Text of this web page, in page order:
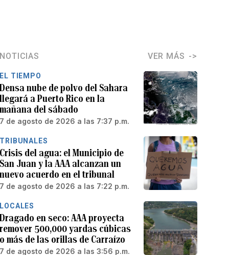
NOTICIAS VER MÁS
EL TIEMPO
Densa nube de polvo del Sahara
llegará a Puerto Rico en la
mañana del sábado
7 de agosto de 2026 a las 7:37 p.m.
TRIBUNALES
Crisis del agua: el Municipio de
San Juan y la AAA alcanzan un
nuevo acuerdo en el tribunal
7 de agosto de 2026 a las 7:22 p.m.
LOCALES
Dragado en seco: AAA proyecta
remover 500,000 yardas cúbicas
o más de las orillas de Carraízo
7 de agosto de 2026 a las 3:56 p.m.